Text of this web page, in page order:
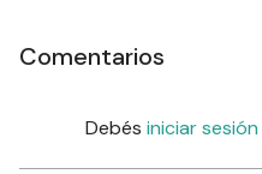
Comentarios
Debés iniciar sesión